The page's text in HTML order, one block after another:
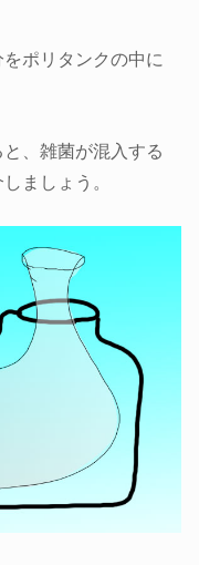
ポリタンクの中に
、雑菌が混入する
ましょう。